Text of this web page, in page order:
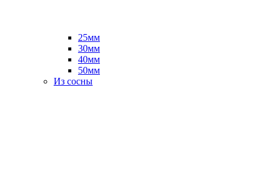
25мм
30мм
40мм
50мм
Из сосны